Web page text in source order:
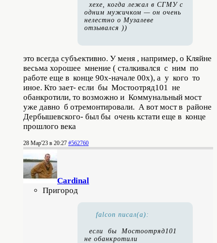
хехе, когда лежал в СГМУ с
одним мужичком — он очень
нелестно о Музалеве
отзывался ))
это всегда субъективно. У меня , например, о Кляйне
весьма хорошее мнение ( сталкивался с ним по
работе еще в конце 90х-начале 00х), а у кого то
иное. Кто зает- если бы Мостоотряд101 не
обанкротили, то возможно и Коммунальный мост
уже давно б отремонтировали. А вот мост в районе
Дербышевского- был бы очень кстати еще в конце
прошлого века
28 Мар'23 в 20:27 #562760
Cardinal
Пригород
falcon писал(а):
если бы Мостоотряд101
не обанкротили